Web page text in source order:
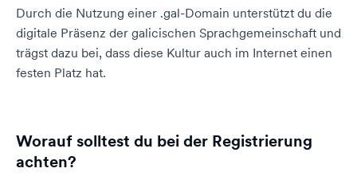
Durch die Nutzung einer .gal-Domain unterstützt du die
digitale Präsenz der galicischen Sprachgemeinschaft und
trägst dazu bei, dass diese Kultur auch im Internet einen
festen Platz hat.
Worauf solltest du bei der Registrierung
achten?